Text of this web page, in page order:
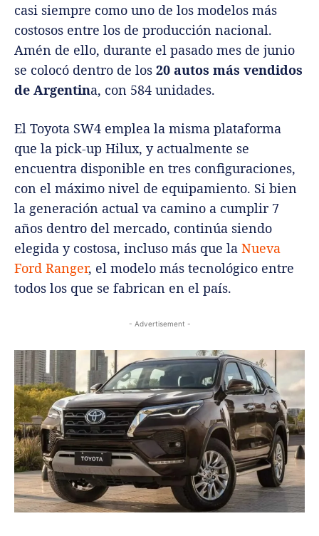
casi siempre como uno de los modelos más
costosos entre los de producción nacional.
Amén de ello, durante el pasado mes de junio
se colocó dentro de los 20 autos más vendidos
de Argentina, con 584 unidades.
El Toyota SW4 emplea la misma plataforma
que la pick-up Hilux, y actualmente se
encuentra disponible en tres configuraciones,
con el máximo nivel de equipamiento. Si bien
la generación actual va camino a cumplir 7
años dentro del mercado, continúa siendo
elegida y costosa, incluso más que la Nueva
Ford Ranger, el modelo más tecnológico entre
todos los que se fabrican en el país.
- Advertisement -